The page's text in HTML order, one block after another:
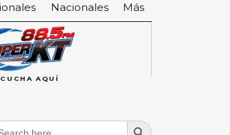
Nacionales Más
AQUÍ
Search Button